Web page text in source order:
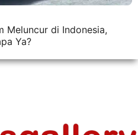
Meluncur di Indonesia,
Ya?